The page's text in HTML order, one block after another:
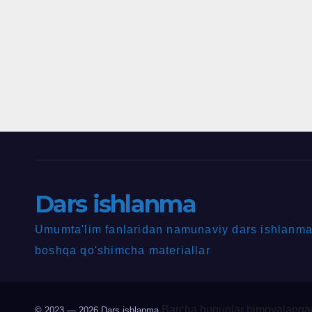
Dars ishlanma
Umumta'lim fanlaridan namunaviy dars
boshqa qo'shimcha materiallar
Barcha huquqlar